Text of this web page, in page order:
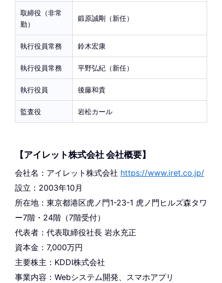
取締役（非常
勤）
鍛原誠剛（新任）
執行役員常務 鈴木宏康
執行役員常務 平野弘紀（新任）
執行役員 後藤和貴
監査役 岩松カール
【アイレット株式会社 会社概要】
会社名：アイレット株式会社 https://www.iret.co.jp/
設立：2003年10月
所在地：東京都港区虎ノ門1-23-1 虎ノ門ヒルズ森タワ
ー7階・24階（7階受付）
代表者：代表取締役社長 岩永充正
資本金：7,000万円
主要株主：KDDI株式会社
事業内容：Webシステム開発、スマホアプリ